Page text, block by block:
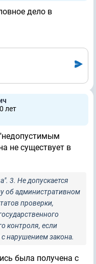
дело в
лет
не существует в
3. Не допускается
об административном
проверки,
контроля, если
нарушением закона.
была получена с